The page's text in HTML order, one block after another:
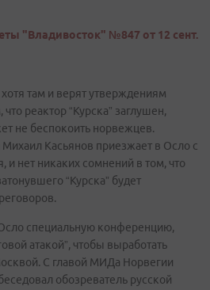
"Владивосток" №847 от 12 сент.
там и верят утверждениям
реактор “Курска” заглушен,
не беспокоить норвежцев.
Касьянов приезжает в Осло с
и нет никаких сомнений в том, что
“Курска” будет
специальную конференцию,
атакой”, чтобы выработать
С главой МИДа Норвегии
обозреватель русской